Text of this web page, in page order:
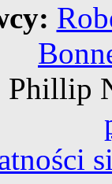
Phillip